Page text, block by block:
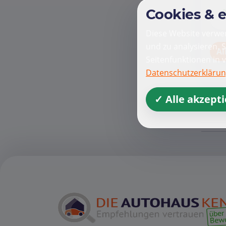
Cookies &
und zu analysieren.
Seitenfunktionen
✓ Alle